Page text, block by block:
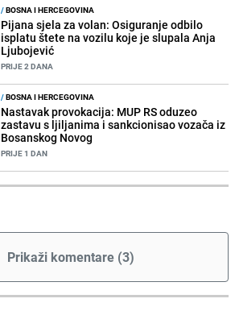
/BOSNA I HERCEGOVINA
Pijana sjela za volan: Osiguranje odbilo
isplatu štete na vozilu koje je slupala Anja
Ljubojević
PRIJE 2 DANA
/BOSNA I HERCEGOVINA
Nastavak provokacija: MUP RS oduzeo
zastavu s ljiljanima i sankcionisao vozača iz
Bosanskog Novog
PRIJE 1 DAN
Prikaži komentare (3)